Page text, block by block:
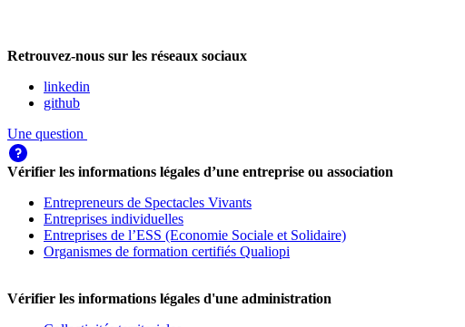
Retrouvez-nous sur les réseaux sociaux
linkedin
github
Une question
Vérifier les informations légales d’une entreprise ou association
Entrepreneurs de Spectacles Vivants
Entreprises individuelles
Entreprises de l’ESS (Economie Sociale et Solidaire)
Organismes de formation certifiés Qualiopi
Vérifier les informations légales d'une administration